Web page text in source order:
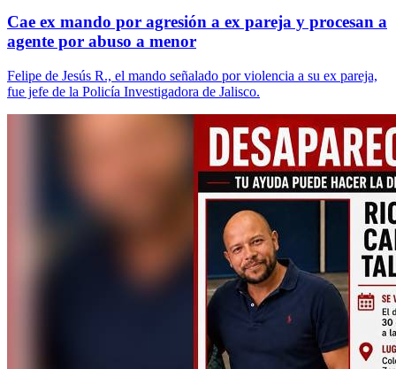
Cae ex mando por agresión a ex pareja y procesan a
agente por abuso a menor
Felipe de Jesús R., el mando señalado por violencia a su ex pareja,
fue jefe de la Policía Investigadora de Jalisco.